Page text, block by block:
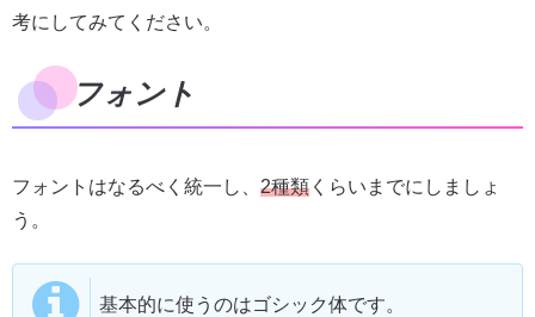
考にしてみてください。
フォント
フォントはなるべく統一し、 2種類 くらいまでにしましょ
う。
基本的に使うのはゴシック体です。